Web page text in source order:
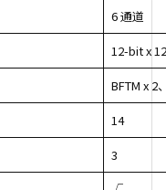
6 通道
12-bit x
BFTM x 2
14
3